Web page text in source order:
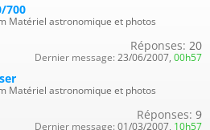
700
Matériel astronomique et photos
Réponses: 20
Dernier message: 23/06/2007, 00h57
Matériel astronomique et photos
Réponses: 9
Dernier message: 01/03/2007, 10h57